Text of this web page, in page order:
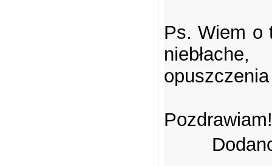
Ps. Wiem o
Pozdrawiam!